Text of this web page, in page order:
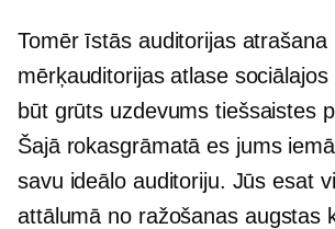
Tomēr īstās auditorijas atrašana
mērķauditorijas atlase
būt grūts uzdevums tiešsaistes
Šajā rokasgrāmatā es jums
savu ideālo auditoriju. Jūs esat
attālumā no ražošanas augstas